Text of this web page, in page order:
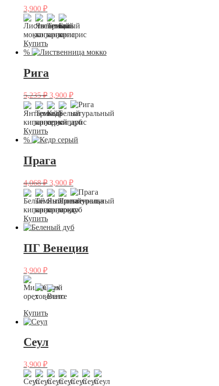
3,900 ₽
Купить
%
Рига
5,235₽ 3,900 ₽
Купить
%
Прага
4,068₽ 3,900 ₽
Купить
ПГ Венеция
3,900 ₽
Купить
Сеул
3,900 ₽